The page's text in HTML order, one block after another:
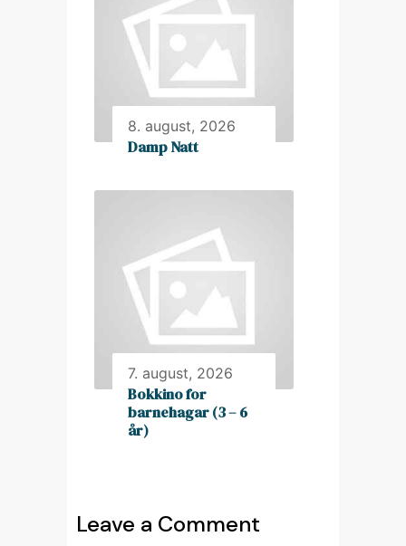
8. august, 2026
Damp Natt
7. august, 2026
Bokkino for
barnehagar (3 – 6
år)
Leave a Comment